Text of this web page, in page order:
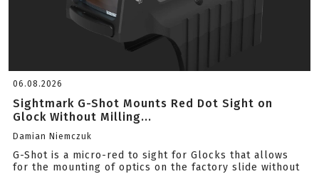
06.08.2026
Sightmark G-Shot Mounts Red Dot Sight on
Glock Without Milling...
Damian Niemczuk
G-Shot is a micro-red to sight for Glocks that allows
for the mounting of optics on the factory slide without